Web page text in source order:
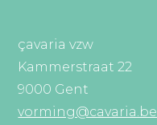
çavaria vzw
Kammerstraat 22
9000 Gent
vorming@cavaria.be